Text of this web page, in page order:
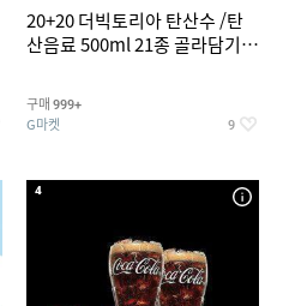
20+20 더빅토리아 탄산수 /탄
산음료 500ml 21종 골라담기
구매 999+
G마켓 9
4